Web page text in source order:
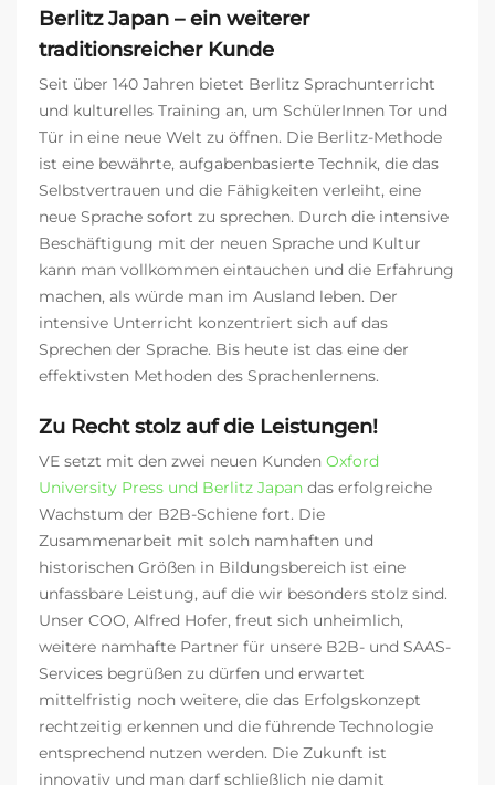
Berlitz Japan – ein weiterer
traditionsreicher Kunde
Seit über 140 Jahren bietet Berlitz Sprachunterricht
und kulturelles Training an, um SchülerInnen Tor und
Tür in eine neue Welt zu öffnen. Die Berlitz-Methode
ist eine bewährte, aufgabenbasierte Technik, die das
Selbstvertrauen und die Fähigkeiten verleiht, eine
neue Sprache sofort zu sprechen. Durch die intensive
Beschäftigung mit der neuen Sprache und Kultur
kann man vollkommen eintauchen und die Erfahrung
machen, als würde man im Ausland leben. Der
intensive Unterricht konzentriert sich auf das
Sprechen der Sprache. Bis heute ist das eine der
effektivsten Methoden des Sprachenlernens.
Zu Recht stolz auf die Leistungen!
VE setzt mit den zwei neuen Kunden Oxford
University Press und Berlitz Japan das erfolgreiche
Wachstum der B2B-Schiene fort. Die
Zusammenarbeit mit solch namhaften und
historischen Größen in Bildungsbereich ist eine
unfassbare Leistung, auf die wir besonders stolz sind.
Unser COO, Alfred Hofer, freut sich unheimlich,
weitere namhafte Partner für unsere B2B- und SAAS-
Services begrüßen zu dürfen und erwartet
mittelfristig noch weitere, die das Erfolgskonzept
rechtzeitig erkennen und die führende Technologie
entsprechend nutzen werden. Die Zukunft ist
innovativ und man darf schließlich nie damit